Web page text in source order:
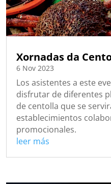
Xornadas da
6 Nov 2023
Los asistentes a este
disfrutar de diferentes
de centolla que se
establecimientos
promocionales.
leer más